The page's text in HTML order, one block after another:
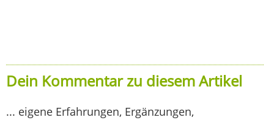
Dein Kommentar zu diesem Artikel
... eigene Erfahrungen, Ergänzungen,